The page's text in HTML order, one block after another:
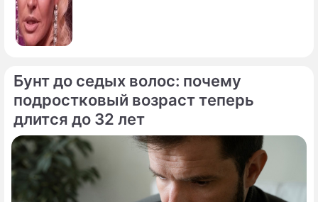
Бунт до седых волос: почему
подростковый возраст теперь
длится до 32 лет